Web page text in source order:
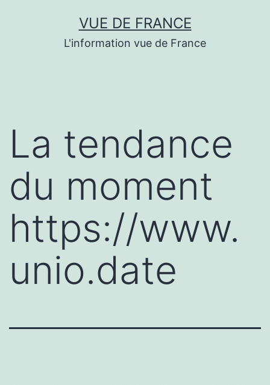
VUE DE FRANCE
L'information vue de France
La tendance
du moment
https://www.
unio.date